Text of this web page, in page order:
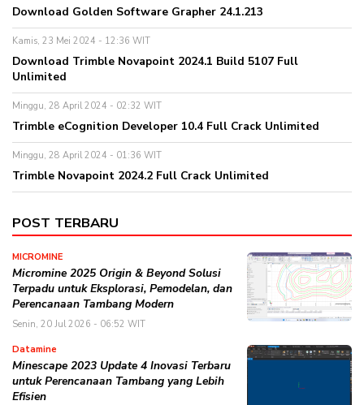
Download Golden Software Grapher 24.1.213
Kamis, 23 Mei 2024 - 12:36 WIT
Download Trimble Novapoint 2024.1 Build 5107 Full
Unlimited
Minggu, 28 April 2024 - 02:32 WIT
Trimble eCognition Developer 10.4 Full Crack Unlimited
Minggu, 28 April 2024 - 01:36 WIT
Trimble Novapoint 2024.2 Full Crack Unlimited
POST TERBARU
MICROMINE
Micromine 2025 Origin & Beyond Solusi
Terpadu untuk Eksplorasi, Pemodelan, dan
Perencanaan Tambang Modern
Senin, 20 Jul 2026 - 06:52 WIT
Datamine
Minescape 2023 Update 4 Inovasi Terbaru
untuk Perencanaan Tambang yang Lebih
Efisien